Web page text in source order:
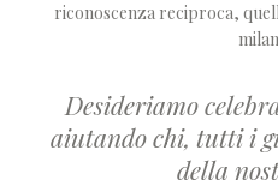
riconoscenza reciproca,
Desideriamo
aiutando chi, tutti i
della